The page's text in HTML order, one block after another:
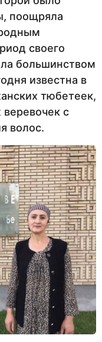
поощряла
своего
большинством
известна в
тюбетеек,
с
волос.